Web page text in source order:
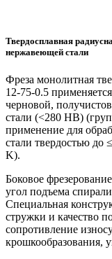
Твердосплавная
нержавеющей стали
Фреза монолитная
12-75-0.5
черновой,
стали (<280 HB)
применение для
стали твердостью до
K).
Боковое
угол подъема
Специальная
стружки и качество
сопротивление
крошкообразования,